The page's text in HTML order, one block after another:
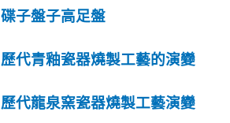
碟子盤子高足盤
歷代青釉瓷器燒製工藝的演變
歷代龍泉窯瓷器燒製工藝演變